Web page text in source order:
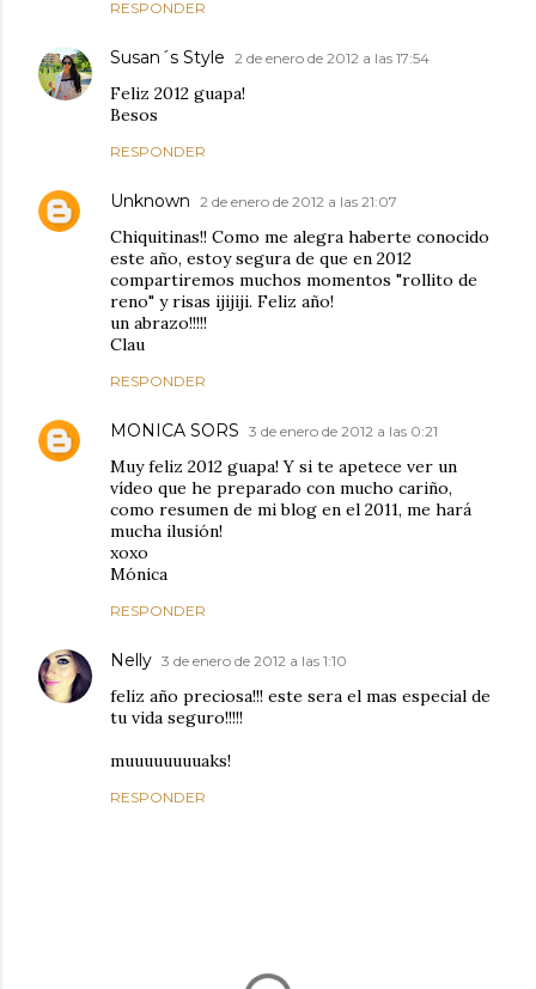
RESPONDER
Susan´s Style 2 de enero de 2012 a las 17:54
Feliz 2012 guapa!
Besos
RESPONDER
Unknown 2 de enero de 2012 a las 21:07
Chiquitinas!! Como me alegra haberte conocido
este año, estoy segura de que en 2012
compartiremos muchos momentos "rollito de
reno" y risas ijijiji. Feliz año!
un abrazo!!!!!
Clau
RESPONDER
MONICA SORS 3 de enero de 2012 a las 0:21
Muy feliz 2012 guapa! Y si te apetece ver un
vídeo que he preparado con mucho cariño,
como resumen de mi blog en el 2011, me hará
mucha ilusión!
xoxo
Mónica
RESPONDER
Nelly 3 de enero de 2012 a las 1:10
feliz año preciosa!!! este sera el mas especial de
tu vida seguro!!!!!
muuuuuuuuaks!
RESPONDER